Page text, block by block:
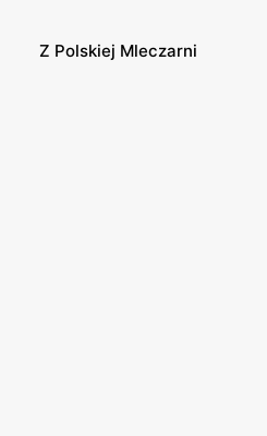
Z Polskiej Mleczarni